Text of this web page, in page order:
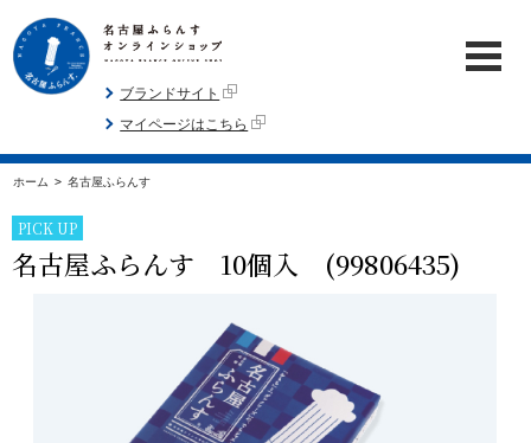
ブランドサイト
マイページはこちら
ホーム > 名古屋ふらんす
PICK UP
名古屋ふらんす 10個入 (99806435)